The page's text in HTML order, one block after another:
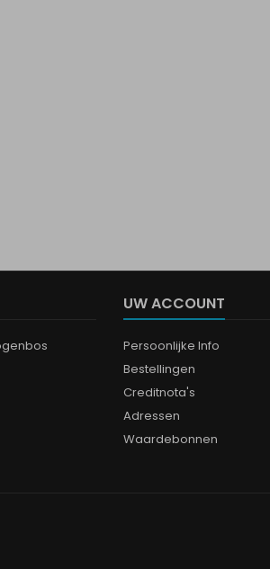
UW ACCOUNT
Persoonlijke Info
Bestellingen
Creditnota's
Adressen
Waardebonnen